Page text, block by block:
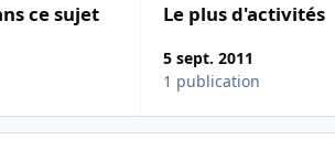
ce sujet Le plus d'activités
5 sept. 2011
1 publication